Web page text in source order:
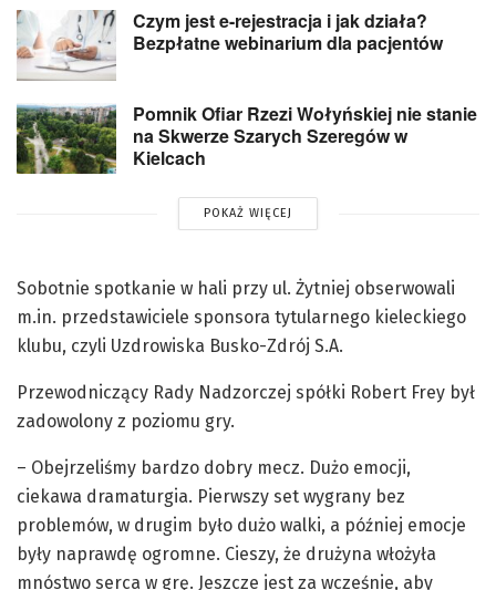
Czym jest e-rejestracja i jak działa?
Bezpłatne webinarium dla pacjentów
Pomnik Ofiar Rzezi Wołyńskiej nie stanie
na Skwerze Szarych Szeregów w
Kielcach
POKAŻ WIĘCEJ
Sobotnie spotkanie w hali przy ul. Żytniej obserwowali
m.in. przedstawiciele sponsora tytularnego kieleckiego
klubu, czyli Uzdrowiska Busko-Zdrój S.A.
Przewodniczący Rady Nadzorczej spółki Robert Frey był
zadowolony z poziomu gry.
– Obejrzeliśmy bardzo dobry mecz. Dużo emocji,
ciekawa dramaturgia. Pierwszy set wygrany bez
problemów, w drugim było dużo walki, a później emocje
były naprawdę ogromne. Cieszy, że drużyna włożyła
mnóstwo serca w grę. Jeszcze jest za wcześnie, aby